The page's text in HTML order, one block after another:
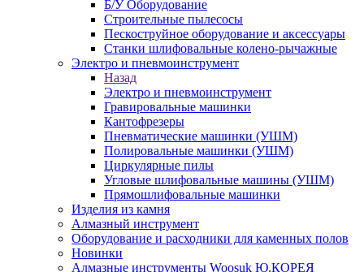
Б/У Оборудование
Строительные пылесосы
Пескоструйное оборудование и аксессуары
Станки шлифовальные колено-рычажные
Электро и пневмоинструмент
Назад
Электро и пневмоинструмент
Гравировальные машинки
Кантофрезеры
Пневматические машинки (УШМ)
Полировальные машинки (УШМ)
Циркулярные пилы
Угловые шлифовальные машины (УШМ)
Прямошлифовальные машинки
Изделия из камня
Алмазный инструмент
Оборудование и расходники для каменных полов
Новинки
Алмазные инструменты Woosuk Ю.КОРЕЯ